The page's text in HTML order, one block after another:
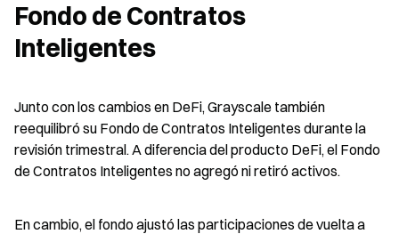
Fondo de Contratos
Inteligentes
Junto con los cambios en DeFi, Grayscale también
reequilibró su Fondo de Contratos Inteligentes durante la
revisión trimestral. A diferencia del producto DeFi, el Fondo
de Contratos Inteligentes no agregó ni retiró activos.
En cambio, el fondo ajustó las participaciones de vuelta a